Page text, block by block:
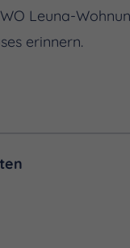
Leuna-
erinnern.